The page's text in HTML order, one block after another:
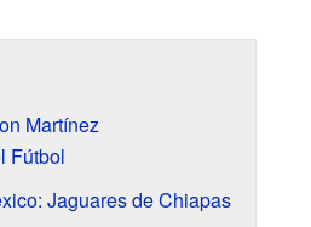
Martínez
Fútbol
Jaguares de Chiapas